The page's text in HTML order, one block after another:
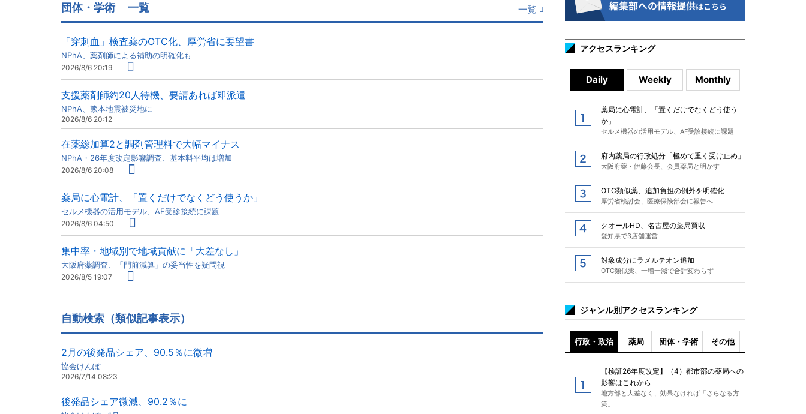
団体・学術 一覧 一覧
「穿刺血」検査薬のOTC化、厚労省に要望書
NPhA、薬剤師による補助の明確化も
2026/8/6 20:19
支援薬剤師約20人待機、要請あれば即派遣
NPhA、熊本地震被災地に
2026/8/6 20:12
在薬総加算2と調剤管理料で大幅マイナス
NPhA・26年度改定影響調査、基本料平均は増加
2026/8/6 20:08
薬局に心電計、「置くだけでなくどう使うか」
セルメ機器の活用モデル、AF受診接続に課題
2026/8/6 04:50
集中率・地域別で地域貢献に「大差なし」
大阪府薬調査、「門前減算」の妥当性を疑問視
2026/8/5 19:07
自動検索（類似記事表示）
2月の後発品シェア、90.5％に微増
協会けんぽ
2026/7/14 08:23
後発品シェア微減、90.2％に
アクセスランキング
Daily Weekly Monthly
薬局に心電計、「置くだけでなくどう使う
か」
セルメ機器の活用モデル、AF受診接続に課題
府内薬局の行政処分「極めて重く受け止め」
大阪府薬・伊藤会長、会員薬局と明かす
OTC類似薬、追加負担の例外を明確化
厚労省検討会、医療保険部会に報告へ
クオールHD、名古屋の薬局買収
愛知県で3店舗運営
対象成分にラメルテオン追加
OTC類似薬、一増一減で合計変わらず
ジャンル別アクセスランキング
行政・政治 薬局 団体・学術 その他
【検証26年度改定】（4）都市部の薬局への
影響はこれから
地方部と大差なく、効果なければ「さらなる方
策」